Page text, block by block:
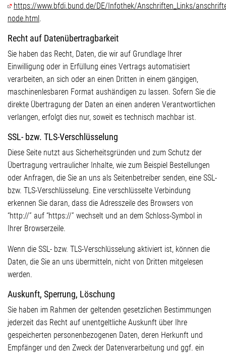
https://www.bfdi.bund.de/DE/Infothek/Anschriften_Links/
node.html.
Recht auf Datenübertragbarkeit
Sie haben das Recht, Daten, die wir auf Grundlage Ihrer
Einwilligung oder in Erfüllung eines Vertrags automatisiert
verarbeiten, an sich oder an einen Dritten in einem gängigen,
maschinenlesbaren Format aushändigen zu lassen. Sofern Sie die
direkte Übertragung der Daten an einen anderen Verantwortlichen
verlangen, erfolgt dies nur, soweit es technisch machbar ist.
SSL- bzw. TLS-Verschlüsselung
Diese Seite nutzt aus Sicherheitsgründen und zum Schutz der
Übertragung vertraulicher Inhalte, wie zum Beispiel Bestellungen
oder Anfragen, die Sie an uns als Seitenbetreiber senden, eine SSL-
bzw. TLS-Verschlüsselung. Eine verschlüsselte Verbindung
erkennen Sie daran, dass die Adresszeile des Browsers von
“http://” auf “https://” wechselt und an dem Schloss-Symbol in
Ihrer Browserzeile.
Wenn die SSL- bzw. TLS-Verschlüsselung aktiviert ist, können die
Daten, die Sie an uns übermitteln, nicht von Dritten mitgelesen
werden.
Auskunft, Sperrung, Löschung
Sie haben im Rahmen der geltenden gesetzlichen Bestimmungen
jederzeit das Recht auf unentgeltliche Auskunft über Ihre
gespeicherten personenbezogenen Daten, deren Herkunft und
Empfänger und den Zweck der Datenverarbeitung und ggf. ein